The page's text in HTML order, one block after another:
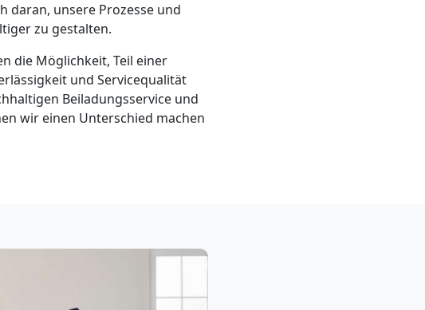
daran, unsere Prozesse und
zu gestalten.
die Möglichkeit, Teil einer
und Servicequalität
Beiladungsservice und
wir einen Unterschied machen